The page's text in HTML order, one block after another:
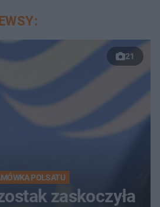
21
POLSATU
zaskoczyła